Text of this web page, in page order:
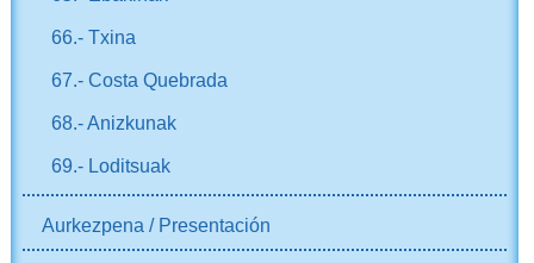
66.- Txina
67.- Costa Quebrada
68.- Anizkunak
69.- Loditsuak
Aurkezpena / Presentación